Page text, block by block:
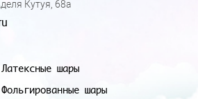
Латексные шары
Фольгированные шары
Кутуя, 68а